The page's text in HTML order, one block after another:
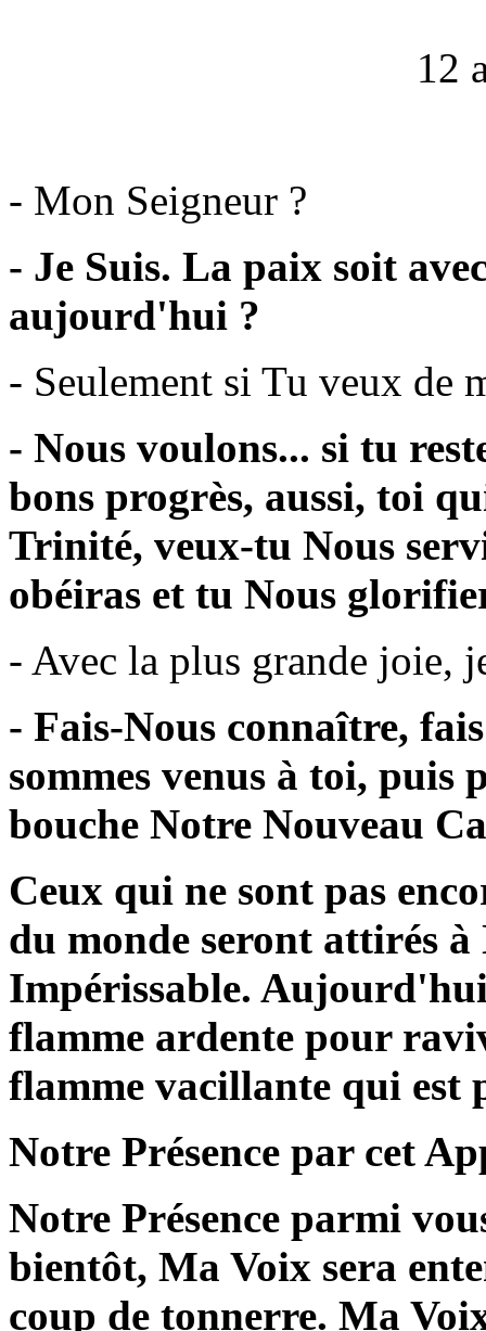
12
- Mon Seigneur ?
- Je Suis. La paix soit
aujourd'hui ?
- Seulement si Tu veux de
- Nous voulons... si tu
bons progrès, aussi, toi
Trinité, veux-tu Nous
obéiras et tu Nous
- Avec la plus grande joie,
- Fais-Nous connaître,
sommes venus à toi, puis
bouche Notre Nouveau
Ceux qui ne sont pas
du monde seront attirés
Impérissable.
flamme ardente pour
flamme vacillante qui est
Notre Présence par cet
Notre Présence parmi
bientôt, Ma Voix sera
coup de tonnerre. Ma